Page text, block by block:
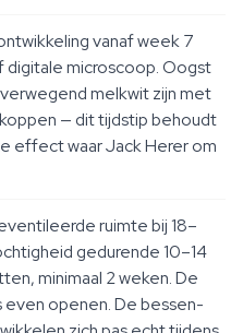
vanaf week 7
microscoop. Oogst
melkwit zijn met
— dit tijdstip behoudt
effect waar Jack Herer om
ruimte bij 18–
gedurende 10–14
minimaal 2 weken. De
openen. De bessen-